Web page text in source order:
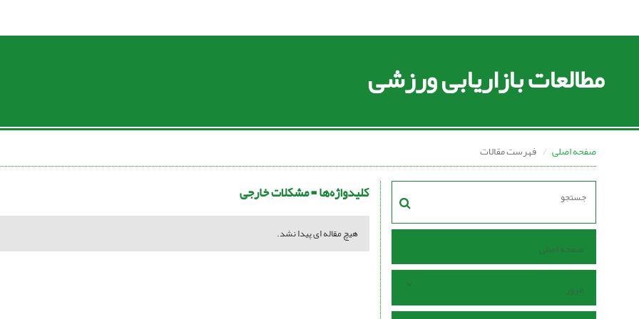
مطالعات بازاریابی ورزشی
صفحه اصلی فهرست مقالات
صفحه اصلی
مرور
کلیدواژه‌ها =مشکلات خارجی
هیچ مقاله ای پیدا نشد.